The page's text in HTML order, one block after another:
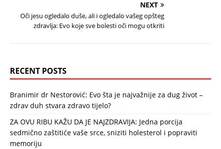
NEXT
Oči jesu ogledalo duše, ali i ogledalo vašeg opšteg
zdravlja: Evo koje sve bolesti oči mogu otkriti
RECENT POSTS
Branimir dr Nestorović: Evo šta je najvažnije za dug život –
zdrav duh stvara zdravo tijelo?
ZA OVU RIBU KAŽU DA JE NAJZDRAVIJA: Jedna porcija
sedmično zaštitiće vaše srce, sniziti holesterol i popraviti
memoriju